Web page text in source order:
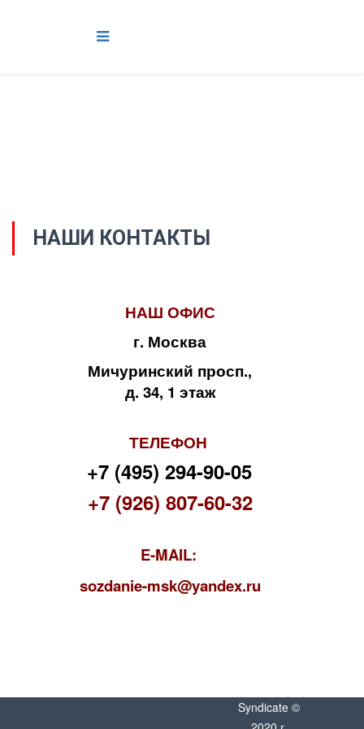
НАШИ КОНТАКТЫ
НАШ ОФИС
г. Москва
Мичуринский просп.,
д. 34, 1 этаж
ТЕЛЕФОН
+7 (495) 294-90-05
+7 (926) 807-60-32
E-MAIL:
sozdanie-msk@yandex.ru
Syndicate ©